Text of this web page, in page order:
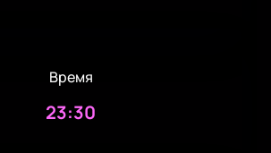
Время
23:30